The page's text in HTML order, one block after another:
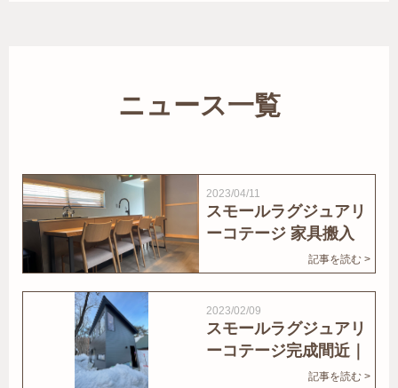
ニュース一覧
2023/04/11
スモールラグジュアリ
ーコテージ 家具搬入
記事を読む >
2023/02/09
スモールラグジュアリ
ーコテージ完成間近｜
記事を読む >